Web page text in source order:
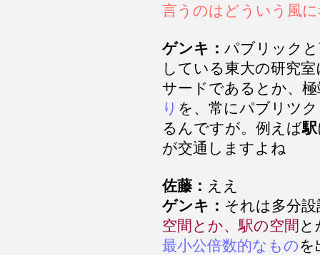
言うのはどういう風
ゲンキ： パブリック
している東大の研究
サードであるとか、
り を、常にパブリツ
るんですが。例えば駅
が交通しますよね
佐藤： ええ
ゲンキ： それは多分
空間とか、駅の空間
最小公倍数的なものを